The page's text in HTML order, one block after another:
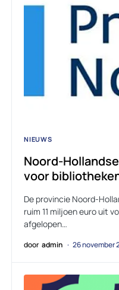
NIEUWS
Noord-
voor
De provincie Noord-
ruim 11 miljoen euro uit
afgelopen…
door admin 26 november